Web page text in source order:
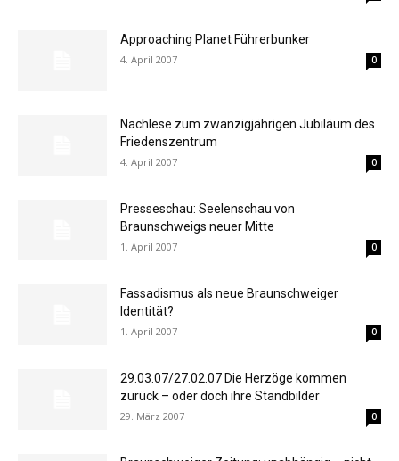
Approaching Planet Führerbunker
4. April 2007 0
Nachlese zum zwanzigjährigen Jubiläum des
Friedenszentrum
4. April 2007 0
Presseschau: Seelenschau von
Braunschweigs neuer Mitte
1. April 2007 0
Fassadismus als neue Braunschweiger
Identität?
1. April 2007 0
29.03.07/27.02.07 Die Herzöge kommen
zurück – oder doch ihre Standbilder
29. März 2007 0